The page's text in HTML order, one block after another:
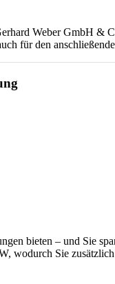
Weber GmbH &
für den
bieten – und Sie
wodurch Sie